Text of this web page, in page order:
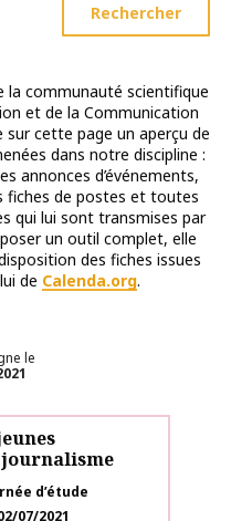
Rechercher
la communauté scientifique
et de la Communication
sur cette page un aperçu de
dans notre discipline :
annonces d’événements,
fiches de postes et toutes
qui lui sont transmises par
un outil complet, elle
des fiches issues
de Calenda.org.
le
journalisme
d’étude
07/2021